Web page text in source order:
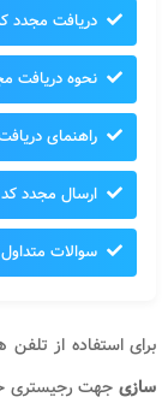
دریافت مجدد
نحوه دریافت
راهنمای
ارسال مجدد
سوالات متداول
برای استفاده از
سازی جهت رجیستری